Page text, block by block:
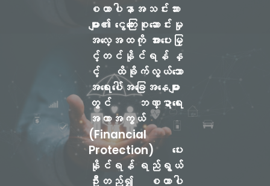
စထာပါနာအသင်းသား
များ၏ ငွေကြေးစုဆောင်းမှု
အလေ့အထကို အားပေးမြှ
င့်တင်နိုင်ရန် နှ
င့် ထိခိုက်လွယ်သော
အရေးပေါ်အခြေအနေများ
တွင် ဘဏ္ဍာရေး
အကာအကွယ်
(Financial
Protection) ပေး
နိုင်ရန် ရည်ရွယ်
ဦးတည်၍ စထာပါ